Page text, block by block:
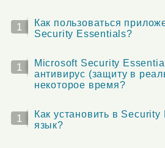
1
Как пользоваться
Security Essentials?
1
Microsoft Security
антивирус (защиту в
некоторое время?
1
Как установить в
язык?